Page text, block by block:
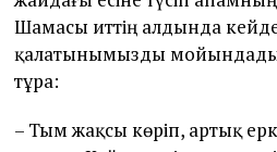
Шамасы иттің алдында
қалатынымызды
тұра:
– Тым жақсы көріп, артық